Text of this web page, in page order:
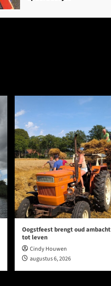
Oogstfeest brengt oud ambacht
tot leven
Cindy Houwen
augustus 6, 2026